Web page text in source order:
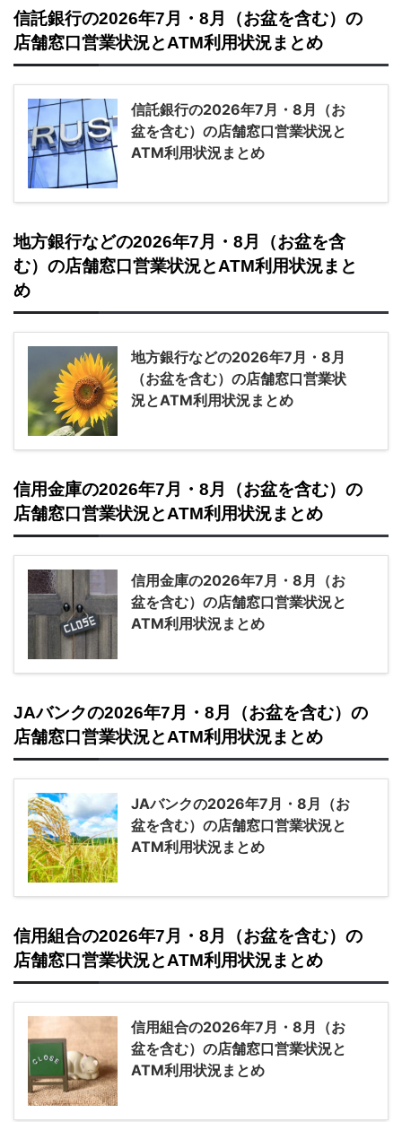
信託銀行の2026年7月・8月（お盆を含む）の
店舗窓口営業状況とATM利用状況まとめ
信託銀行の2026年7月・8月（お
盆を含む）の店舗窓口営業状況と
ATM利用状況まとめ
地方銀行などの2026年7月・8月（お盆を含
む）の店舗窓口営業状況とATM利用状況まと
め
地方銀行などの2026年7月・8月
（お盆を含む）の店舗窓口営業状
況とATM利用状況まとめ
信用金庫の2026年7月・8月（お盆を含む）の
店舗窓口営業状況とATM利用状況まとめ
信用金庫の2026年7月・8月（お
盆を含む）の店舗窓口営業状況と
ATM利用状況まとめ
JAバンクの2026年7月・8月（お盆を含む）の
店舗窓口営業状況とATM利用状況まとめ
JAバンクの2026年7月・8月（お
盆を含む）の店舗窓口営業状況と
ATM利用状況まとめ
信用組合の2026年7月・8月（お盆を含む）の
店舗窓口営業状況とATM利用状況まとめ
信用組合の2026年7月・8月（お
盆を含む）の店舗窓口営業状況と
ATM利用状況まとめ